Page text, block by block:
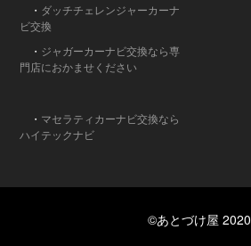
・ ダッチチェレンジャーカーナ
ビ交換
・ ジャガーカーナビ交換なら専
門店におかませください
・ マセラティカーナビ交換なら
ハイテックナビ
©あとづけ屋 2020